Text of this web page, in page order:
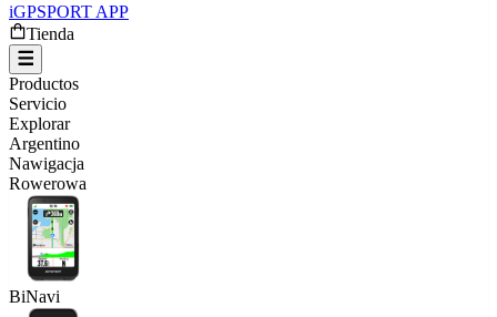
iGPSPORT APP
Tienda
Productos
Servicio
Explorar
Argentino
Nawigacja
Rowerowa
BiNavi